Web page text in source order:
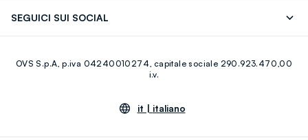
Giftcard
SEGUICI SUI SOCIAL
Youtube Linkedin
OVS S.p.A, p.iva 04240010274, capitale sociale 290.923.470,00
i.v.
it | italiano